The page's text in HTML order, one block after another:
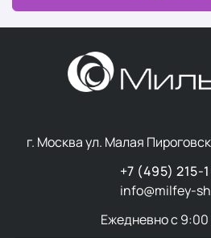
жир, пот, частицы грязи и
подобранные для кожи
оставляя следов, не
тоники удаляют остатки
Процедуры и средства по уходу
разработанные с учетом ее
дают наилучшие результаты и
г. Москва ул. Малая
+7 (495) 215-
info@milfey-
Ежедневно с 9:00